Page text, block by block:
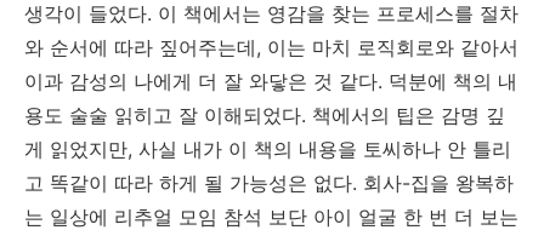
생각이 들었다. 이 책에서는 영감을 찾는 프로세스를 절차
와 순서에 따라 짚어주는데, 이는 마치 로직회로와 같아서
이과 감성의 나에게 더 잘 와닿은 것 같다. 덕분에 책의 내
용도 술술 읽히고 잘 이해되었다. 책에서의 팁은 감명 깊
게 읽었지만, 사실 내가 이 책의 내용을 토씨하나 안 틀리
고 똑같이 따라 하게 될 가능성은 없다. 회사-집을 왕복하
는 일상에 리추얼 모임 참석 보단 아이 얼굴 한 번 더 보는